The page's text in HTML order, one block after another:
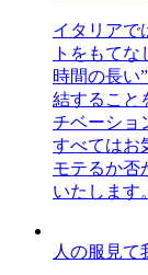
イタリアで
トをもて
時間の長い
結すること
チベーショ
すべてはお
モテるか否
いたします。
人の服見て